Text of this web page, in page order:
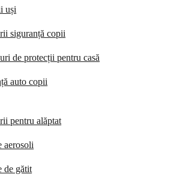
uși
siguranță copii
de protecții pentru casă
auto copii
pentru alăptat
aerosoli
de gătit